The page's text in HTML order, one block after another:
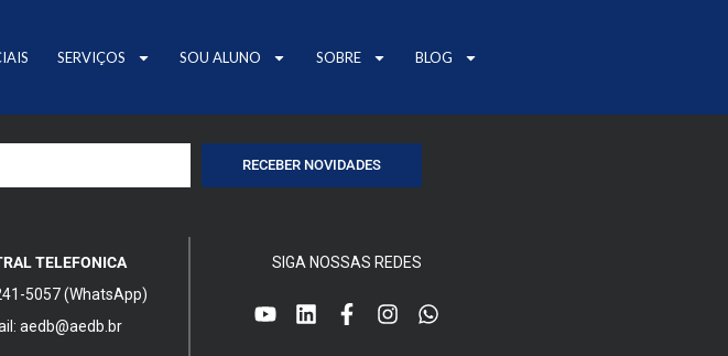
SERVIÇOS SOU ALUNO SOBRE BLOG
RECEBER NOVIDADES
TELEFONICA
5057 (WhatsApp)
aedb@aedb.br
SIGA NOSSAS REDES